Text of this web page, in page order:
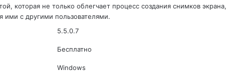
которая не только облегчает процесс создания снимков экрана,
ими с другими пользователями.
5.5.0.7
Бесплатно
Windows